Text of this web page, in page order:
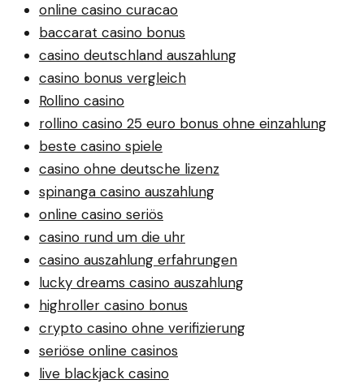
online casino curacao
baccarat casino bonus
casino deutschland auszahlung
casino bonus vergleich
Rollino casino
rollino casino 25 euro bonus ohne einzahlung
beste casino spiele
casino ohne deutsche lizenz
spinanga casino auszahlung
online casino seriös
casino rund um die uhr
casino auszahlung erfahrungen
lucky dreams casino auszahlung
highroller casino bonus
crypto casino ohne verifizierung
seriöse online casinos
live blackjack casino